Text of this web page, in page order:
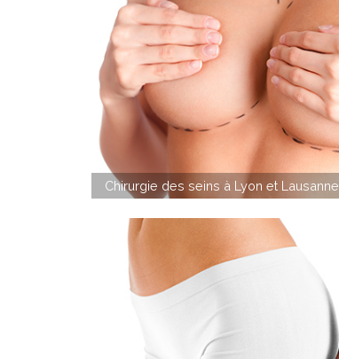
Chirurgie des seins à Lyon et Lausanne